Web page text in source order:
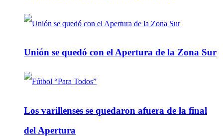
Unión se quedó con el Apertura de la Zona Sur
Los varillenses se quedaron afuera de la final
del Apertura